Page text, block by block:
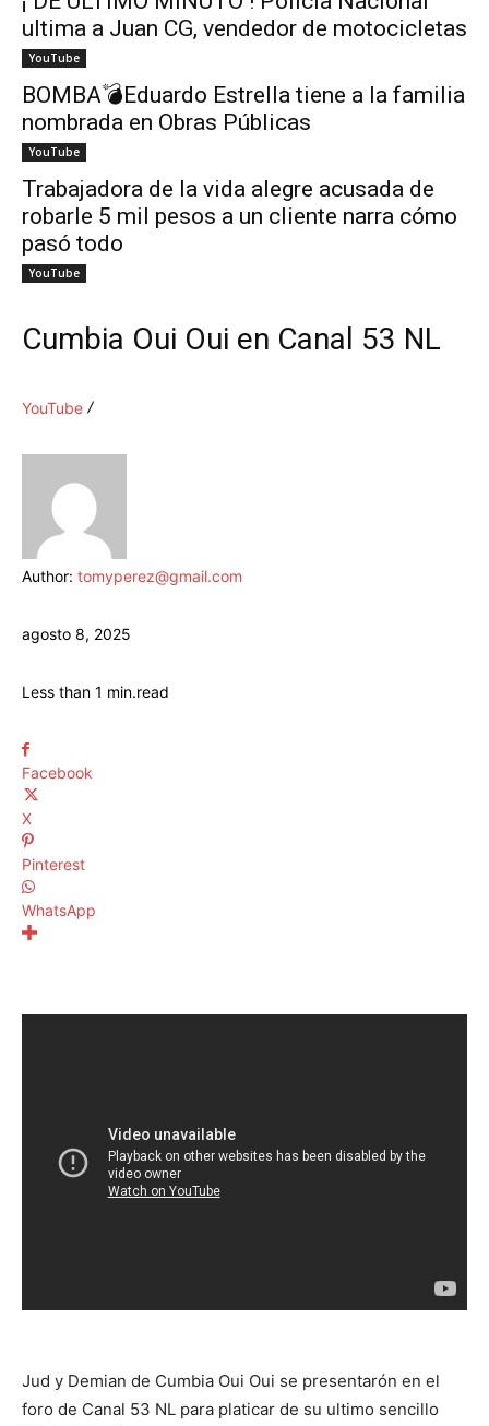
ultima a Juan CG, vendedor de motocicletas
YouTube
BOMBA💣Eduardo Estrella tiene a la familia
nombrada en Obras Públicas
YouTube
Trabajadora de la vida alegre acusada de
robarle 5 mil pesos a un cliente narra cómo
pasó todo
YouTube
Cumbia Oui Oui en Canal 53 NL
YouTube
Author: tomyperez@gmail.com
agosto 8, 2025
Less than 1 min.read
Facebook
X
Pinterest
WhatsApp
Jud y Demian de Cumbia Oui Oui se presentarón en el
foro de Canal 53 NL para platicar de su ultimo sencillo